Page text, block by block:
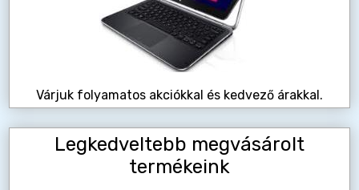
Várjuk folyamatos akciókkal és kedvező árakkal.
Legkedveltebb megvásárolt
termékeink